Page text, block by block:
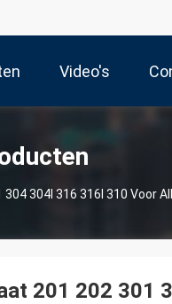
Video's
304l 316 316l 310 Voor
201 202 301